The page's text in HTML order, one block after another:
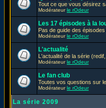
Tout ce que vous désirez
Modérateurle rOdeur
Les 17 épisodes à la
Pas de guide des
Modérateurle rOdeur
L'actualité
L'actualité de la série
Modérateurle rOdeur
Le fan club
Toutes vos questions sur
Modérateurle rOdeur
La série 2009